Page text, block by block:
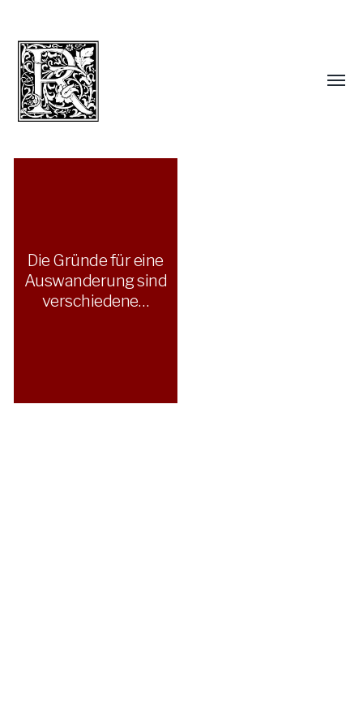
Die Gründe für eine
Auswanderung sind
verschiedene…